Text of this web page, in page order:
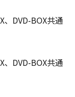
DVD-BOX共通
DVD-BOX共通